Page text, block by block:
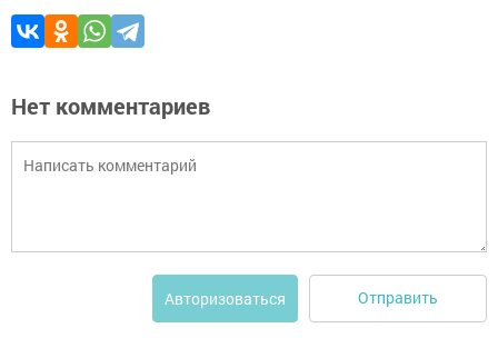
Нет комментариев
Авторизоваться Отправить